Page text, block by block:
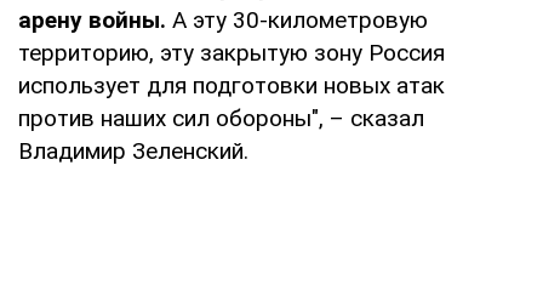
арену войны. А эту 30-километровую
территорию, эту закрытую зону Россия
использует для подготовки новых атак
против наших сил обороны", – сказал
Владимир Зеленский.